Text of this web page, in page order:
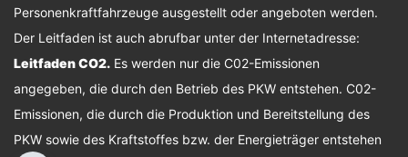
Personenkraftfahrzeuge ausgestellt oder angeboten werden.
Der Leitfaden ist auch abrufbar unter der Internetadresse:
Leitfaden CO2. Es werden nur die C02-Emissionen
angegeben, die durch den Betrieb des PKW entstehen. C02-
Emissionen, die durch die Produktion und Bereitstellung des
PKW sowie des Kraftstoffes bzw. der Energieträger entstehen